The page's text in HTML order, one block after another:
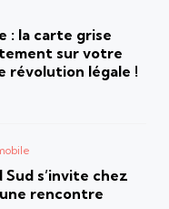
: la carte grise
sur votre
révolution légale !
Sud s’invite chez
rencontre